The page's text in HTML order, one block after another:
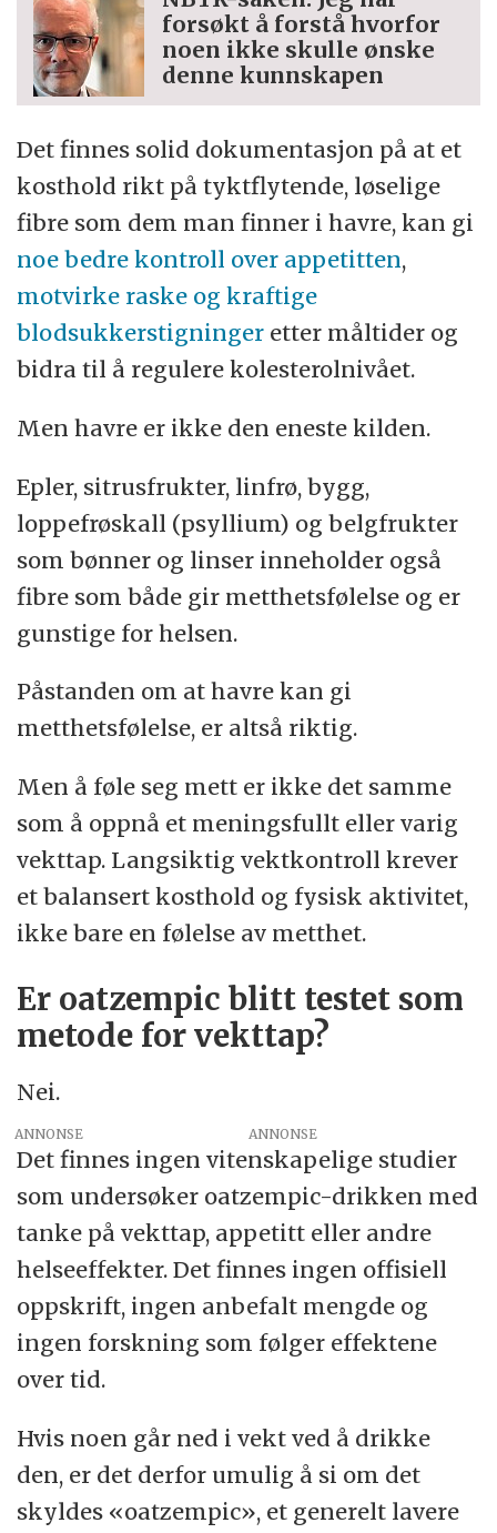
forsøkt å forstå hvorfor
noen ikke skulle ønske
denne kunnskapen
Det finnes solid dokumentasjon på at et
kosthold rikt på tyktflytende, løselige
fibre som dem man finner i havre, kan gi
noe bedre kontroll over appetitten,
motvirke raske og kraftige
blodsukkerstigninger etter måltider og
bidra til å regulere kolesterolnivået.
Men havre er ikke den eneste kilden.
Epler, sitrusfrukter, linfrø, bygg,
loppefrøskall (psyllium) og belgfrukter
som bønner og linser inneholder også
fibre som både gir metthetsfølelse og er
gunstige for helsen.
Påstanden om at havre kan gi
metthetsfølelse, er altså riktig.
Men å føle seg mett er ikke det samme
som å oppnå et meningsfullt eller varig
vekttap. Langsiktig vektkontroll krever
et balansert kosthold og fysisk aktivitet,
ikke bare en følelse av metthet.
Er oatzempic blitt testet som
metode for vekttap?
Nei.
ANNONSE
Det finnes ingen vitenskapelige studier
som undersøker oatzempic-drikken med
tanke på vekttap, appetitt eller andre
helseeffekter. Det finnes ingen offisiell
oppskrift, ingen anbefalt mengde og
ingen forskning som følger effektene
over tid.
Hvis noen går ned i vekt ved å drikke
den, er det derfor umulig å si om det
skyldes «oatzempic», et generelt lavere